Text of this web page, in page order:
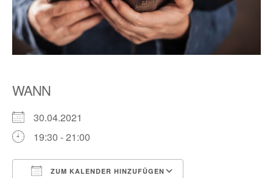
WANN
30.04.2021
19:30 - 21:00
ZUM KALENDER HINZUFÜGEN